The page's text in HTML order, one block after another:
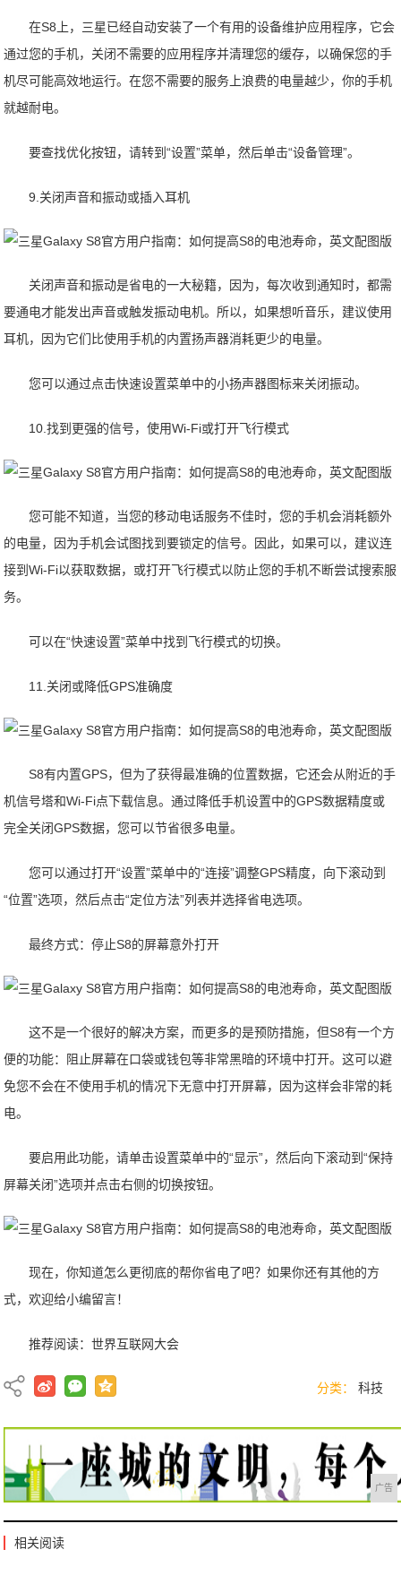
在S8上，三星已经自动安装了一个有用的设备维护应用程序，它会
通过您的手机，关闭不需要的应用程序并清理您的缓存，以确保您的手
机尽可能高效地运行。在您不需要的服务上浪费的电量越少，你的手机
就越耐电。
要查找优化按钮，请转到“设置”菜单，然后单击“设备管理”。
9.关闭声音和振动或插入耳机
关闭声音和振动是省电的一大秘籍，因为，每次收到通知时，都需
要通电才能发出声音或触发振动电机。所以，如果想听音乐，建议使用
耳机，因为它们比使用手机的内置扬声器消耗更少的电量。
您可以通过点击快速设置菜单中的小扬声器图标来关闭振动。
10.找到更强的信号，使用Wi-Fi或打开飞行模式
您可能不知道，当您的移动电话服务不佳时，您的手机会消耗额外
的电量，因为手机会试图找到要锁定的信号。因此，如果可以，建议连
接到Wi-Fi以获取数据，或打开飞行模式以防止您的手机不断尝试搜索服
务。
可以在“快速设置”菜单中找到飞行模式的切换。
11.关闭或降低GPS准确度
S8有内置GPS，但为了获得最准确的位置数据，它还会从附近的手
机信号塔和Wi-Fi点下载信息。通过降低手机设置中的GPS数据精度或
完全关闭GPS数据，您可以节省很多电量。
您可以通过打开“设置”菜单中的“连接”调整GPS精度，向下滚动到
“位置”选项，然后点击“定位方法”列表并选择省电选项。
最终方式：停止S8的屏幕意外打开
这不是一个很好的解决方案，而更多的是预防措施，但S8有一个方
便的功能：阻止屏幕在口袋或钱包等非常黑暗的环境中打开。这可以避
免您不会在不使用手机的情况下无意中打开屏幕，因为这样会非常的耗
电。
要启用此功能，请单击设置菜单中的“显示”，然后向下滚动到“保持
屏幕关闭”选项并点击右侧的切换按钮。
现在，你知道怎么更彻底的帮你省电了吧？如果你还有其他的方
式，欢迎给小编留言！
推荐阅读：世界互联网大会
分类： 科技
广告
相关阅读